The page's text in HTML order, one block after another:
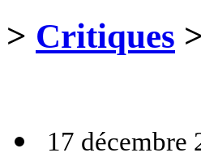
> Critiques
17 décembre